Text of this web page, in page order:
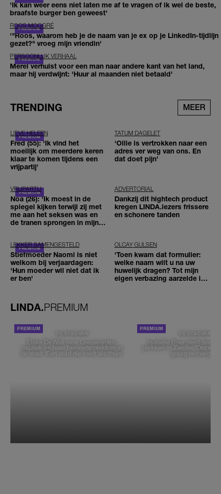
'Ik kan weer eens niet laten me af te vragen of ik wel de beste,
braafste burger ben geweest'
ROOS MOGGRÉ
'"Roos, waarom heb je de naam van je ex op je LinkedIn-tijdlijn
gezet?" vroeg mijn vriendin'
PERSOONLIJK VERHAAL
Merel verhuist voor een man naar andere kant van het land,
maar hij verdwijnt: 'Huur al maanden niet betaald'
TRENDING MEER
LIEVE HELEEN
Fred (55): 'Ik vind het
moeilijk om meerdere keren
klaar te komen tijdens een
vrijpartij'
TATUM DAGELET
'Ollie is vertrokken naar een
adres ver weg van ons. En
dat doet pijn’
VRIJPARTIJ
Noa (26): 'Ik moest in de
spiegel kijken terwijl zij met
me aan het seksen was en
de tranen sprongen in mijn
ADVERTORIAL
Dankzij dit hightech product
kregen LINDA.lezers frissere
en schonere tanden
LEKKER SAMENGESTELD
Stiefmoeder Naomi is niet
welkom bij verjaardagen:
'Hun moeder wil niet dat ik
er ben'
OLCAY GULSEN
'Toen kwam dat formulier:
welke naam wilt u na uw
huwelijk dragen? Tot mijn
eigen verbazing aarzelde ik
LINDA.PREMIUM
DE STAD VAN
Elske DeWall over Leeuwarden,
muziek en haar favoriete plekken in
de stad: 'Een stad die voelt als thuis'
DE STAD VAN
Isabelle Boer deelt haar
plekken in Zwolle: 'Deze
graag verborgen'